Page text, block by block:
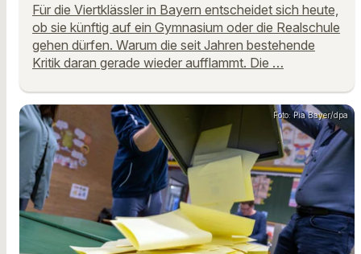
Für die Viertklässler in Bayern entscheidet sich heute,
ob sie künftig auf ein Gymnasium oder die Realschule
gehen dürfen. Warum die seit Jahren bestehende
Kritik daran gerade wieder aufflammt. Die …
Foto: Pia Bayer/dpa